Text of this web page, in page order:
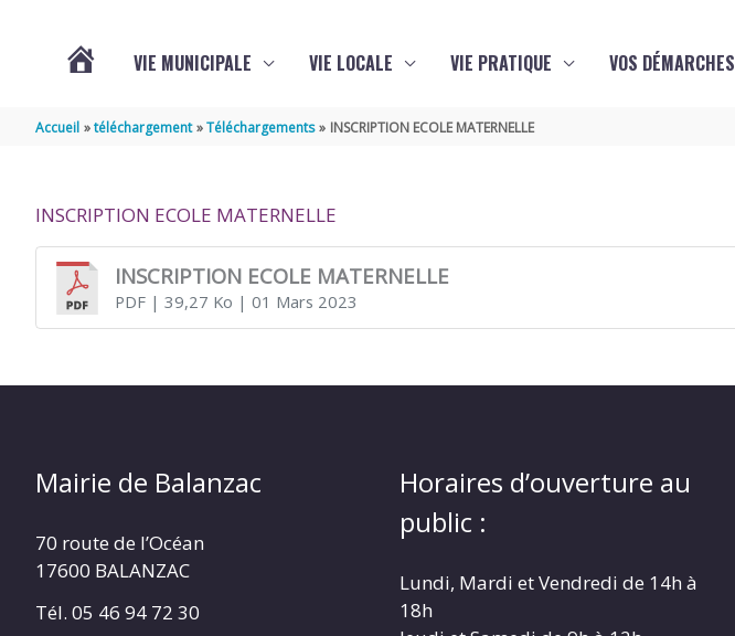
VIE MUNICIPALE VIE LOCALE VIE PRATIQUE VOS DÉMARCHES
Accueil téléchargement Téléchargements INSCRIPTION ECOLE MATERNELLE
INSCRIPTION ECOLE MATERNELLE
INSCRIPTION ECOLE MATERNELLE
PDF| 39,27 Ko | 01 Mars 2023
Mairie de Balanzac
70 route de l’Océan
17600 BALANZAC
Tél. 05 46 94 72 30
Horaires d’ouverture au
public :
Lundi, Mardi et Vendredi de 14h à
18h